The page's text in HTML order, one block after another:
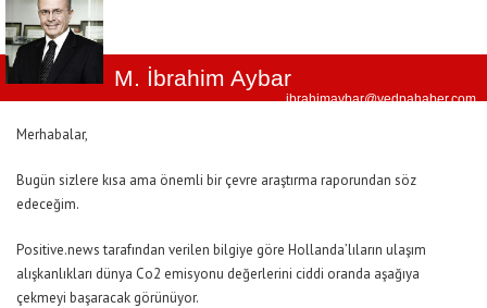
M. İbrahim Aybar
ibrahimaybar@yedpahaber.com
Merhabalar,
Bugün sizlere kısa ama önemli bir çevre araştırma raporundan söz
edeceğim.
Positive.news tarafından verilen bilgiye göre Hollanda’lıların ulaşım
alışkanlıkları dünya Co2 emisyonu değerlerini ciddi oranda aşağıya
çekmeyi başaracak görünüyor.